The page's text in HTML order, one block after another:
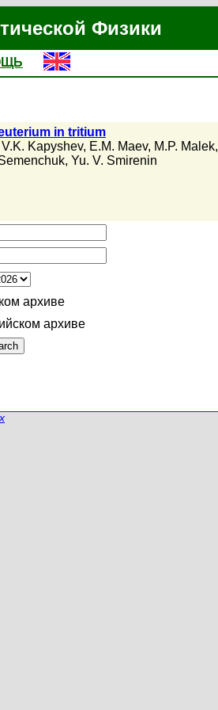
Физики
in tritium
V.K. Kapyshev, E.M. Maev, M.P. Malek,
, Yu. V. Smirenin
архиве
архиве